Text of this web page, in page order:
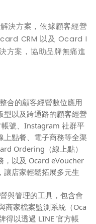
決方案，依據顧客經營
CRM 以及 Ocard I
方案，協助品牌無痛進
合的顧客經營數位應用
型以及跨通路的顧客經營
號、Instagram 社群平
上點餐、電子商務等全渠
Ordering（線上點）
，以及 Ocard eVoucher
讓店家輕鬆拓展多元生
與管理的工具，包含會
商家檔案監測系統（Oca
得以透過 LINE 官方帳